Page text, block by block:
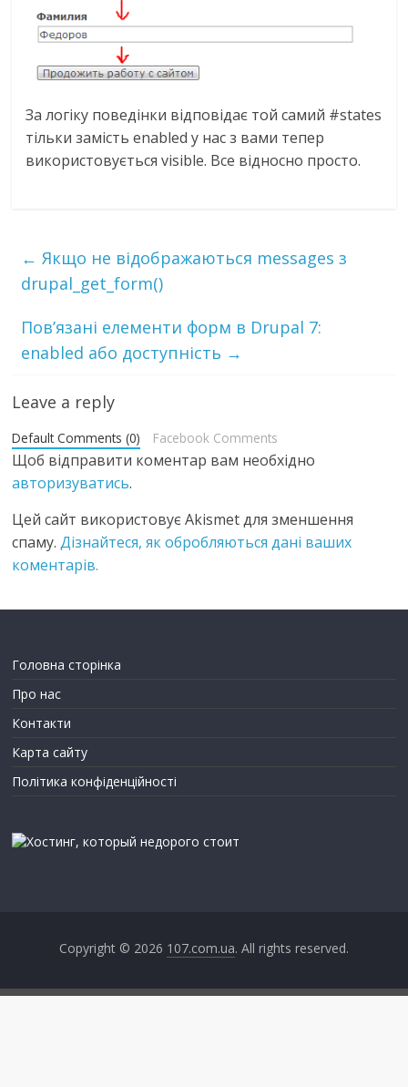
За логіку поведінки відповідає той самий #states
тільки замість enabled у нас з вами тепер
використовується visible. Все відносно просто.
← Якщо не відображаються messages з
drupal_get_form()
Пов’язані елементи форм в Drupal 7:
enabled або доступність →
Leave a reply
Default Comments (0) Facebook Comments
Щоб відправити коментар вам необхідно
авторизуватись.
Цей сайт використовує Akismet для зменшення
спаму.Дізнайтеся, як обробляються дані ваших
коментарів.
Головна сторінка
Про нас
Контакти
Карта сайту
Політика конфіденційності
Copyright © 2026 107.com.ua. All rights reserved.